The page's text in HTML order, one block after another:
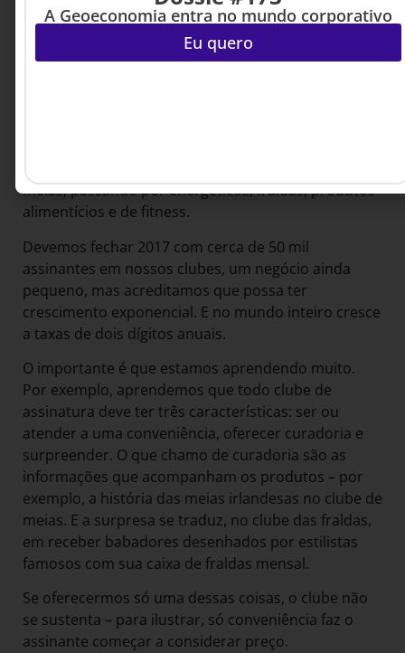
ano.
A GoBox deu os primeiros passos em maio de 2016,
meias, passando por energéticos, fraldas, produtos
alimentícios e de fitness.
Devemos fechar 2017 com cerca de 50 mil
assinantes em nossos clubes, um negócio ainda
pequeno, mas acreditamos que possa ter
crescimento exponencial. E no mundo inteiro cresce
a taxas de dois dígitos anuais.
O importante é que estamos aprendendo muito.
Por exemplo, aprendemos que todo clube de
assinatura deve ter três características: ser ou
atender a uma conveniência, oferecer curadoria e
surpreender. O que chamo de curadoria são as
informações que acompanham os produtos – por
exemplo, a história das meias irlandesas no clube de
meias. E a surpresa se traduz, no clube das fraldas,
em receber babadores desenhados por estilistas
famosos com sua caixa de fraldas mensal.
Se oferecermos só uma dessas coisas, o clube não
se sustenta – para ilustrar, só conveniência faz o
assinante começar a considerar preço.
A Geoeconomia entra no mundo corporativo
Eu quero